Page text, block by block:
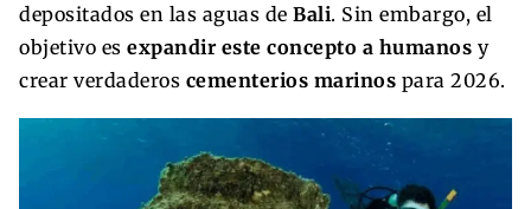
depositados en las aguas de Bali. Sin embargo, el
objetivo es expandir este concepto a humanos y
crear verdaderos cementerios marinos para 2026.